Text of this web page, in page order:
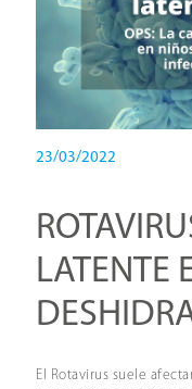
23/03/2022
LATENTE
El Rotavirus suele